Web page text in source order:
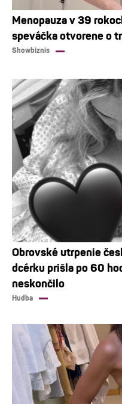
Menopauza v 39
speváčka otvorene o
Showbiznis
Obrovské utrpenie
dcérku prišla po 60
neskončilo
Hudba